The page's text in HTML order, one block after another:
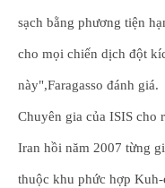
sạch bằng phương tiện
cho mọi chiến dịch đột
này",Faragasso đánh giá.
Chuyên gia của ISIS cho
Iran hồi năm 2007 từng
thuộc khu phức hợp